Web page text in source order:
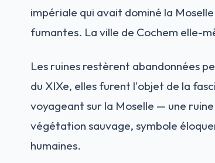
impériale qui avait dominé la
fumantes. La ville de Cochem elle-
Les ruines restèrent abandonnées
du XIXe, elles furent l'objet de la
voyageant sur la Moselle — une
végétation sauvage, symbole
humaines.